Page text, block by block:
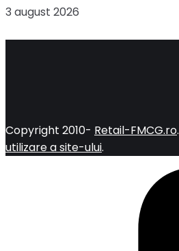
3 august 2026
Copyright 2010- Retail-FMCG.ro.
utilizare a site-ului.